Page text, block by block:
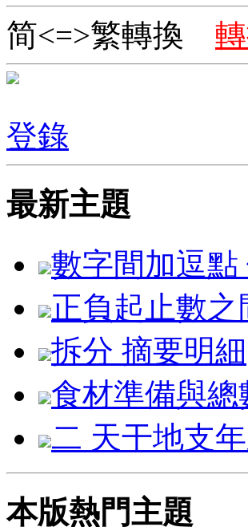
简<=>繁轉換
登錄
最新主題
數字間加逗點
正負起止數之
拆分 摘要明細
食材準備與總
二 天干地支
本版熱門主題